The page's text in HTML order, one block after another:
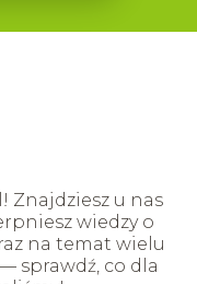
Znajdziesz u nas
wiedzy o
na temat wielu
sprawdź, co dla